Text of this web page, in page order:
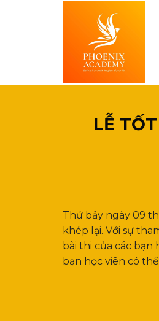
LỄ
Thứ bảy ngày 09
khép lại. Với sự
bài thi của các
bạn học viên có